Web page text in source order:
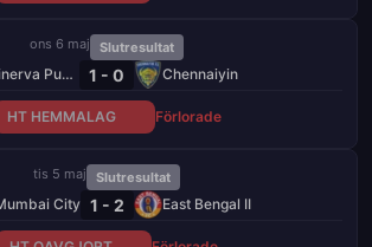
ons 6 maj Slutresultat
Minerva Punjab 1 - 0 Chennaiyin
HT HEMMALAG Förlorade
tis 5 maj Slutresultat
City 1 - 2 East Bengal II